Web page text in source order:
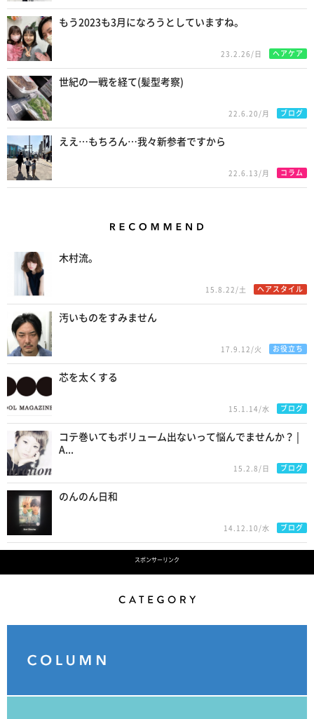
もう2023も3月になろうとしていますね。
23.2.26/日 ヘアケア
世紀の一戦を経て(髪型考察)
22.6.20/月 ブログ
ええ…もちろん…我々新参者ですから
22.6.13/月 コラム
木村流。
15.8.22/土 ヘアスタイル
汚いものをすみません
17.9.12/火 お役立ち
芯を太くする
15.1.14/水 ブログ
コテ巻いてもボリューム出ないって悩んでませんか？ |
A...
15.2.8/日 ブログ
のんのん日和
14.12.10/水 ブログ
スポンサーリンク